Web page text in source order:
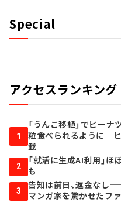
Special
アクセスランキング
1
「うんこ移植」でピー
粒食べられるように
載
2
「就活に生成AI利用」
も
3
告知は前日、返金なし
マンガ家を驚かせたフ